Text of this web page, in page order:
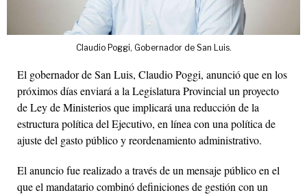
Claudio Poggi, Gobernador de San Luis.
El gobernador de San Luis, Claudio Poggi, anunció que en los
próximos días enviará a la Legislatura Provincial un proyecto
de Ley de Ministerios que implicará una reducción de la
estructura política del Ejecutivo, en línea con una política de
ajuste del gasto público y reordenamiento administrativo.
El anuncio fue realizado a través de un mensaje público en el
que el mandatario combinó definiciones de gestión con un